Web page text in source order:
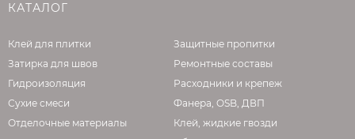
КАТАЛОГ
Клей для плитки
Затирка для швов
Гидроизоляция
Сухие смеси
Отделочные материалы
Защитные пропитки
Ремонтные составы
Расходники и крепеж
Фанера, OSB, ДВП
Клей, жидкие гвозди